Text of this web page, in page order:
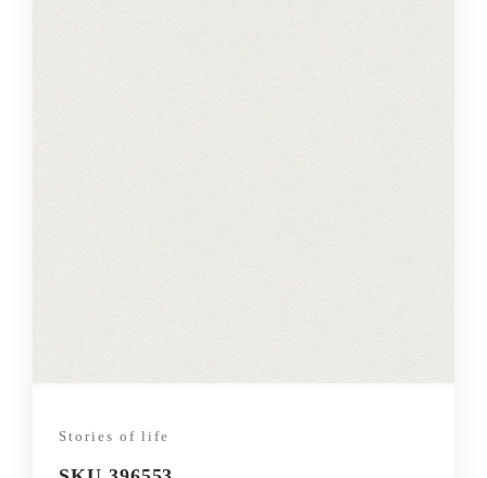
Stories of life